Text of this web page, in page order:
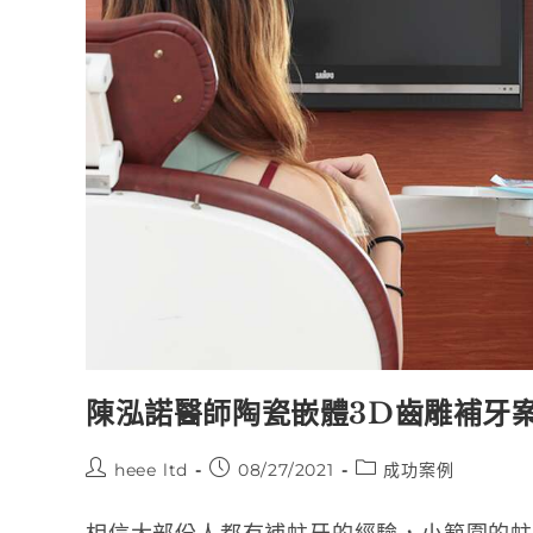
陳泓諾醫師陶瓷嵌體3D齒雕補牙
heee ltd 08/27/2021 成功案例